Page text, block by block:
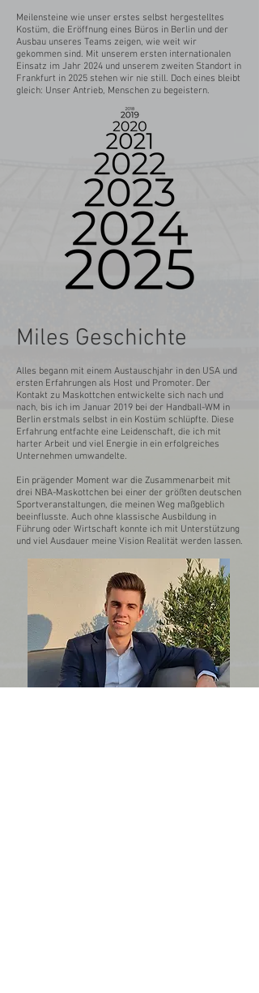
Meilensteine wie unser erstes selbst hergestelltes
Kostüm, die Eröffnung eines Büros in Berlin und der
Ausbau unseres Teams zeigen, wie weit wir
gekommen sind. Mit unserem ersten internationalen
Einsatz im Jahr 2024 und unserem zweiten Standort in
Frankfurt in 2025 stehen wir nie still. Doch eines bleibt
gleich: Unser Antrieb, Menschen zu begeistern.
Miles Geschichte
Alles begann mit einem Austauschjahr in den USA und
ersten Erfahrungen als Host und Promoter. Der
Kontakt zu Maskottchen entwickelte sich nach und
nach, bis ich im Januar 2019 bei der Handball-WM in
Berlin erstmals selbst in ein Kostüm schlüpfte. Diese
Erfahrung entfachte eine Leidenschaft, die ich mit
harter Arbeit und viel Energie in ein erfolgreiches
Unternehmen umwandelte.
Ein prägender Moment war die Zusammenarbeit mit
drei NBA-Maskottchen bei einer der größten deutschen
Sportveranstaltungen, die meinen Weg maßgeblich
beeinflusste. Auch ohne klassische Ausbildung in
Führung oder Wirtschaft konnte ich mit Unterstützung
und viel Ausdauer meine Vision Realität werden lassen.